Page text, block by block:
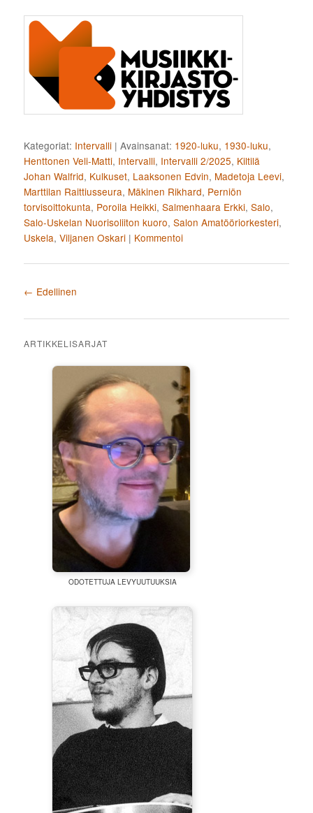
Kategoriat: Intervalli |Avainsanat: 1920-luku, 1930-luku,
Henttonen Veli-Matti, Intervalli, Intervalli 2/2025, Kiltilä
Johan Walfrid, Kulkuset, Laaksonen Edvin, Madetoja Leevi,
Marttilan Raittiusseura, Mäkinen Rikhard, Perniön
torvisoittokunta, Poroila Heikki,Salmenhaara Erkki,Salo,
Salo-Uskelan Nuorisoliiton kuoro,Salon Amatööriorkesteri,
Uskela,Viljanen Oskari | Kommentoi
Artikkelien selaus
← Edellinen
ARTIKKELISARJAT
ODOTETTUJA LEVYUUTUUKSIA